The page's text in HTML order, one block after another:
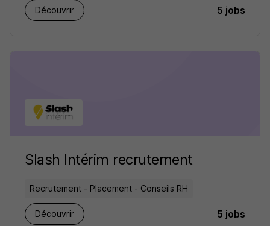
Découvrir 5 jobs
Slash Intérim recrutement
Recrutement - Placement - Conseils RH
Découvrir 5 jobs